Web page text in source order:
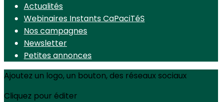
Actualités
Webinaires Instants CaPaciTéS
Nos campagnes
Newsletter
Petites annonces
Ajoutez un logo, un bouton, des réseaux sociaux
Cliquez pour éditer